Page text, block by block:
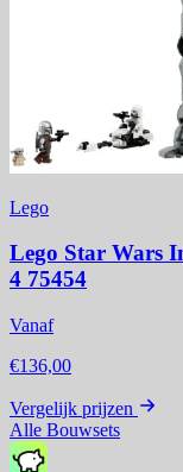
Lego
Lego Star Wars
4 75454
Vanaf
€136,00
Vergelijk prijzen
Alle Bouwsets